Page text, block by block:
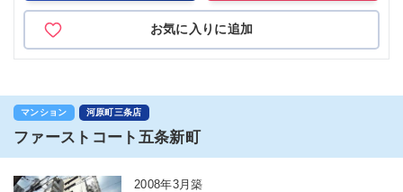
お気に入りに追加
マンション 河原町三条店
ファーストコート五条新町
2008年3月築